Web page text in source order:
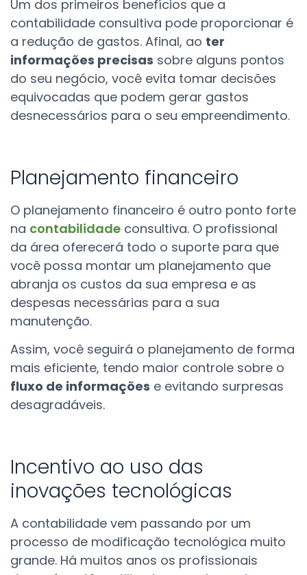
Um dos primeiros benefícios que a
contabilidade consultiva pode proporcionar é
a redução de gastos. Afinal, ao ter
informações precisas sobre alguns pontos
do seu negócio, você evita tomar decisões
equivocadas que podem gerar gastos
desnecessários para o seu empreendimento.
Planejamento financeiro
O planejamento financeiro é outro ponto forte
na contabilidade consultiva. O profissional
da área oferecerá todo o suporte para que
você possa montar um planejamento que
abranja os custos da sua empresa e as
despesas necessárias para a sua
manutenção.
Assim, você seguirá o planejamento de forma
mais eficiente, tendo maior controle sobre o
fluxo de informações e evitando surpresas
desagradáveis.
Incentivo ao uso das
inovações tecnológicas
A contabilidade vem passando por um
processo de modificação tecnológica muito
grande. Há muitos anos os profissionais